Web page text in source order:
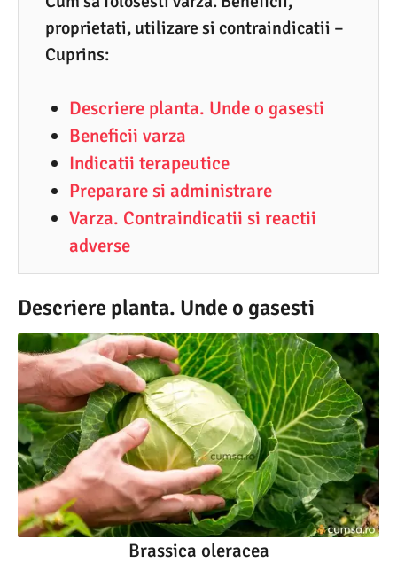
proprietati, utilizare si contraindicatii –
Cuprins:
Descriere planta. Unde o gasesti
Beneficii varza
Indicatii terapeutice
Preparare si administrare
Varza. Contraindicatii si reactii
adverse
Descriere planta. Unde o gasesti
Brassica oleracea